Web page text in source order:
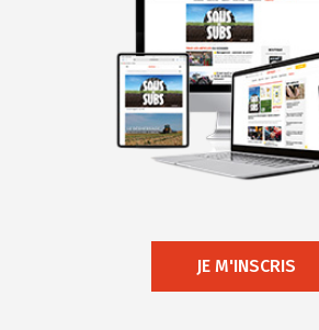
JE M'INSCRIS